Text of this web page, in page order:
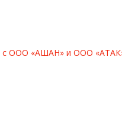
с ООО «АШАН» и ООО